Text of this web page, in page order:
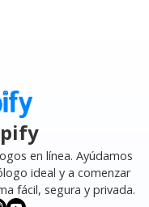
en línea. Ayúdamos
ideal y a comenzar
fácil, segura y privada.